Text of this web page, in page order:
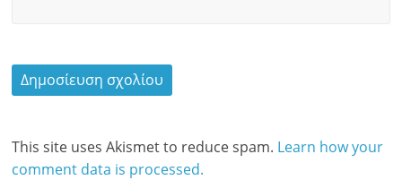
This site uses Akismet to reduce spam. Learn how your
comment data is processed.